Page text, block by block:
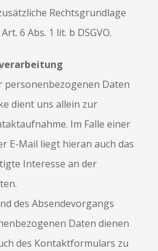
Rechtsgrundlage
6 Abs. 1 lit. b DSGVO.
personenbezogenen Daten
dient uns allein zur
Im Falle einer
E-Mail liegt hieran auch das
Interesse an der
des Absendevorgangs
Daten dienen
des Kontaktformulars zu